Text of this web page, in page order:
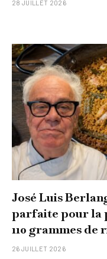
28 JUILLET 2026
José Luis
parfaite pour la
110 grammes
26 JUILLET 2026